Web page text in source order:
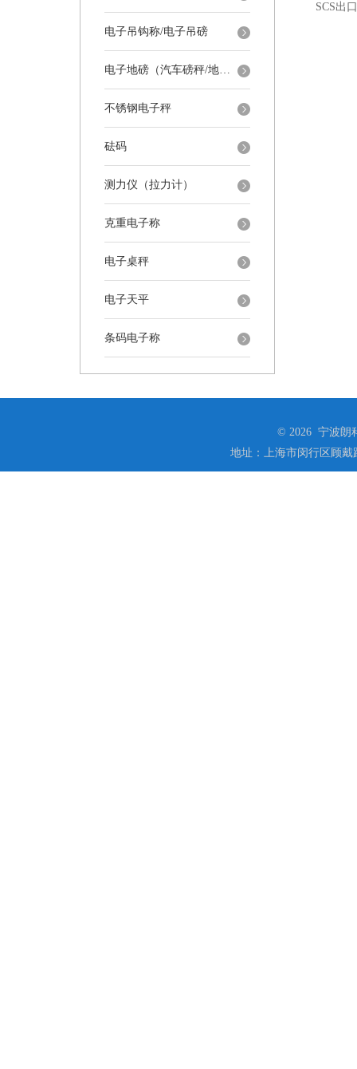
电子吊钩称/电子吊磅
电子地磅（汽车磅秤/地磅）
不锈钢电子秤
砝码
测力仪（拉力计）
克重电子称
电子桌秤
电子天平
条码电子称
SCS出
© 2026 宁波朗
地址：上海市闵行区顾